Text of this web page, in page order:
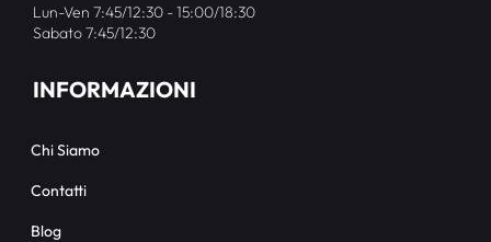
Lun-Ven 7:45/12:30 - 15:00/18:30
Sabato 7:45/12:30
INFORMAZIONI
Chi Siamo
Contatti
Blog